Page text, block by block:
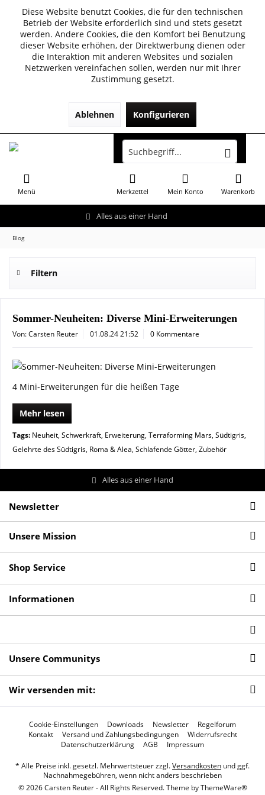
Diese Website benutzt Cookies, die für den technischen
Betrieb der Website erforderlich sind und stets gesetzt
werden. Andere Cookies, die den Komfort bei Benutzung
dieser Website erhöhen, der Direktwerbung dienen oder
die Interaktion mit anderen Websites und sozialen
Netzwerken vereinfachen sollen, werden nur mit Ihrer
Zustimmung gesetzt.
Ablehnen Konfigurieren
Alles aus einer Hand
Menü Warenkorb
Merkzettel Mein Konto
Blog
Filtern
Sommer-Neuheiten: Diverse Mini-Erweiterungen
Von: Carsten Reuter 01.08.24 21:52 0 Kommentare
4 Mini-Erweiterungen für die heißen Tage
Mehr lesen
Tags: Neuheit, Schwerkraft, Erweiterung, Terraforming Mars, Südtigris,
Gelehrte des Südtigris, Roma & Alea, Schlafende Götter, Zubehör
Alles aus einer Hand
Newsletter
Unsere Mission
Shop Service
Informationen
Unsere Communitys
Wir versenden mit:
Cookie-Einstellungen Downloads Newsletter
Regelforum
Kontakt
Versand und Zahlungsbedingungen
Widerrufsrecht
Datenschutzerklärung
AGB Impressum
* Alle Preise inkl. gesetzl. Mehrwertsteuer zzgl.Versandkosten und ggf.
Nachnahmegebühren, wenn nicht anders beschrieben
© 2026 Carsten Reuter - All Rights Reserved. Theme byThemeWare®